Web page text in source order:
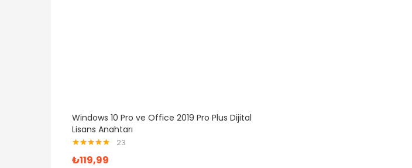
Windows 10 Pro ve Office 2019 Pro Plus Dijital
Lisans Anahtarı
5.00
oy aldı
23
₺119,99